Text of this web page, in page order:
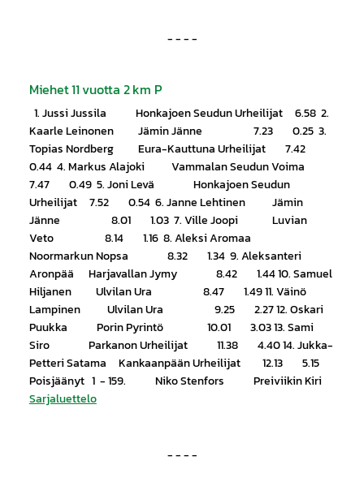
- - - -
Miehet 11 vuotta 2 km P
1. Jussi Jussila Honkajoen Seudun Urheilijat 6.58 2.
Kaarle Leinonen Jämin Jänne 7.23 0.25 3.
Topias Nordberg Eura-Kauttuna Urheilijat 7.42
0.44 4. Markus Alajoki Vammalan Seudun Voima
7.47 0.49 5. Joni Levä Honkajoen Seudun
Urheilijat 7.52 0.54 6. Janne Lehtinen Jämin
Jänne 8.01 1.03 7. Ville Joopi Luvian
Veto 8.14 1.16 8. Aleksi Aromaa
Noormarkun Nopsa 8.32 1.34 9. Aleksanteri
Aronpää Harjavallan Jymy 8.42 1.44 10. Samuel
Hiljanen Ulvilan Ura 8.47 1.49 11. Väinö
Lampinen Ulvilan Ura 9.25 2.27 12. Oskari
Puukka Porin Pyrintö 10.01 3.03 13. Sami
Siro Parkanon Urheilijat 11.38 4.40 14. Jukka-
Petteri Satama Kankaanpään Urheilijat 12.13 5.15
Poisjäänyt 1 - 159. Niko Stenfors Preiviikin Kiri
Sarjaluettelo
- - - -